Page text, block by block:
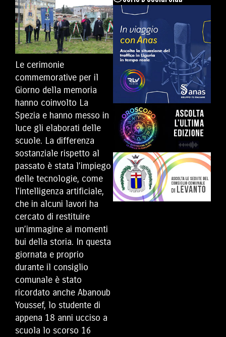
Le cerimonie
commemorative per il
Giorno della memoria
hanno coinvolto La
Spezia e hanno messo in
luce gli elaborati delle
scuole. La differenza
sostanziale rispetto al
passato è stata l’impiego
delle tecnologie, come
l’intelligenza artificiale,
che in alcuni lavori ha
cercato di restituire
un’immagine ai momenti
bui della storia. In questa
giornata e proprio
durante il consiglio
comunale è stato
ricordato anche Abanoub
Youssef, lo studente di
appena 18 anni ucciso a
scuola lo scorso 16